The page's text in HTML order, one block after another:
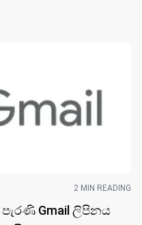
2 MIN READING
Gmail ලිපිනය